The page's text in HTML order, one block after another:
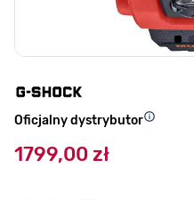
Oficjalny dystrybutor
1799,00 zł